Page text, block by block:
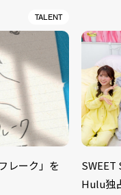
TALENT
レーク」を
SWEET
Hulu独